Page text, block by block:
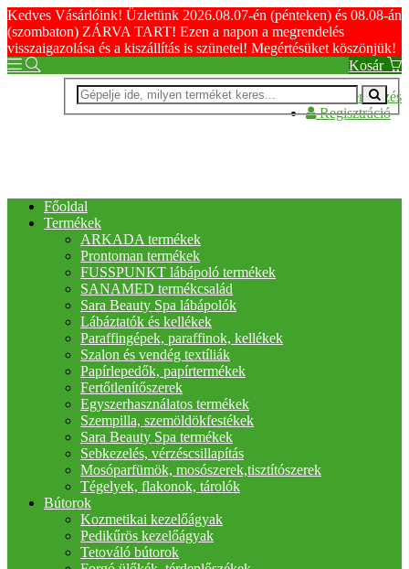
Kedves Vásárlóink! Üzletünk 2026.08.07-én (pénteken) és 08.08-án
(szombaton) ZÁRVA TART! Ezen a napon a megrendelés
visszaigazolása és a kiszállítás is szünetel! Megértésüket köszönjük!
Kosár
Bejelentkezés
Regisztráció
Főoldal
Termékek
ARKADA termékek
Prontoman termékek
FUSSPUNKT lábápoló termékek
SANAMED termékcsalád
Sara Beauty Spa lábápolók
Lábáztatók és kellékek
Paraffingépek, paraffinok, kellékek
Szalon és vendég textíliák
Papírlepedők, papírtermékek
Fertőtlenítőszerek
Egyszerhasználatos termékek
Szempilla, szemöldökfestékek
Sara Beauty Spa termékek
Sebkezelés, vérzéscsillapítás
Mosóparfümök, mosószerek,tisztítószerek
Tégelyek, flakonok, tárolók
Bútorok
Kozmetikai kezelőágyak
Pedikűrös kezelőágyak
Tetováló bútorok